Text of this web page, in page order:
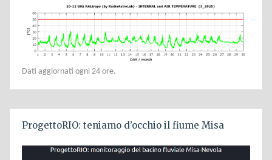
Dati aggiornati ogni 24 ore.
ProgettoRIO: teniamo d’occhio il fiume Misa